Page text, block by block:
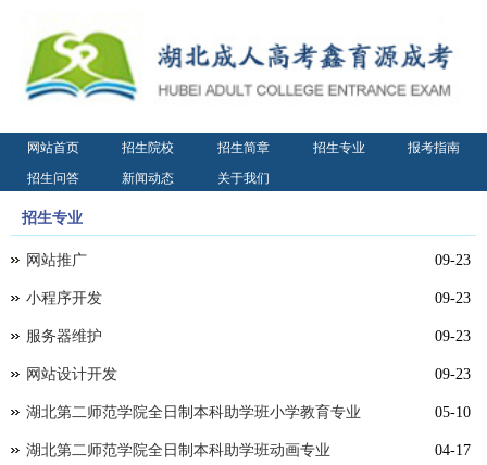
网站首页 招生院校 招生简章 招生专业
报考指南
招生问答
新闻动态 关于我们
招生专业
09-23
网站推广
09-23
小程序开发
09-23
服务器维护
09-23
网站设计开发
05-10
湖北第二师范学院全日制本科助学班小学教育专业
04-17
湖北第二师范学院全日制本科助学班动画专业